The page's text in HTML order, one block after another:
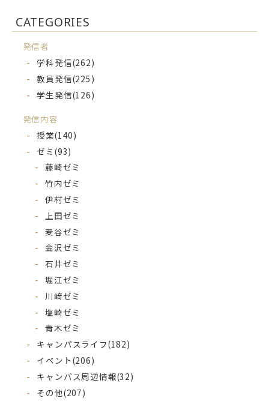
CATEGORIES
発信者
学科発信(262)
教員発信(225)
学生発信(126)
発信内容
授業(140)
ゼミ(93)
藤崎ゼミ
竹内ゼミ
伊村ゼミ
上田ゼミ
麦谷ゼミ
金沢ゼミ
石井ゼミ
堀江ゼミ
川﨑ゼミ
塩崎ゼミ
青木ゼミ
キャンパスライフ(182)
イベント(206)
キャンパス周辺情報(32)
その他(207)